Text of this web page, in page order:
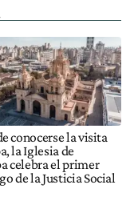
conocerse la visita
la Iglesia de
celebra el primer
de la Justicia Social